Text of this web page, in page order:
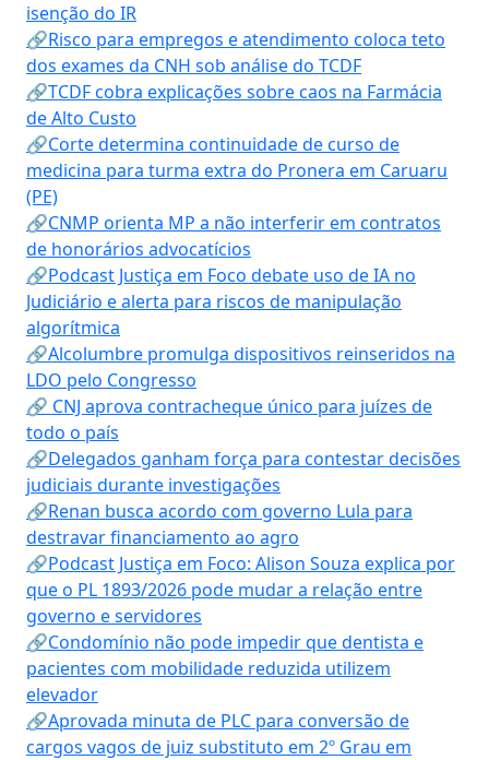
isenção do IR
🔗Risco para empregos e atendimento coloca teto
dos exames da CNH sob análise do TCDF
🔗TCDF cobra explicações sobre caos na Farmácia
de Alto Custo
🔗Corte determina continuidade de curso de
medicina para turma extra do Pronera em Caruaru
(PE)
🔗CNMP orienta MP a não interferir em contratos
de honorários advocatícios
🔗Podcast Justiça em Foco debate uso de IA no
Judiciário e alerta para riscos de manipulação
algorítmica
🔗Alcolumbre promulga dispositivos reinseridos na
LDO pelo Congresso
🔗 CNJ aprova contracheque único para juízes de
todo o país
🔗Delegados ganham força para contestar decisões
judiciais durante investigações
🔗Renan busca acordo com governo Lula para
destravar financiamento ao agro
🔗Podcast Justiça em Foco: Alison Souza explica por
que o PL 1893/2026 pode mudar a relação entre
governo e servidores
🔗Condomínio não pode impedir que dentista e
pacientes com mobilidade reduzida utilizem
elevador
🔗Aprovada minuta de PLC para conversão de
cargos vagos de juiz substituto em 2º Grau em